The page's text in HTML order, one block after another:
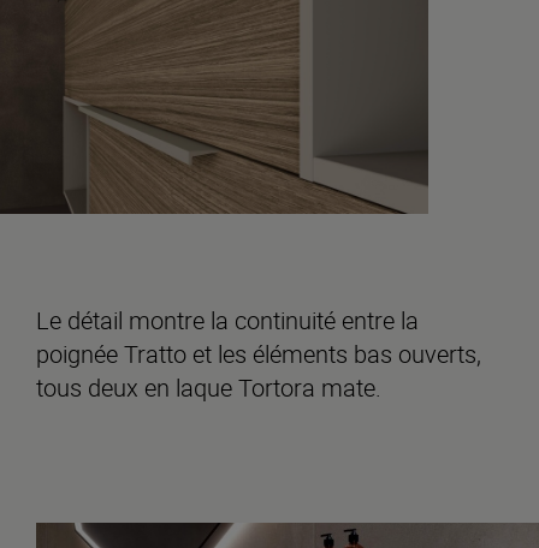
Le détail montre la continuité entre la
poignée Tratto et les éléments bas ouverts,
tous deux en laque Tortora mate.